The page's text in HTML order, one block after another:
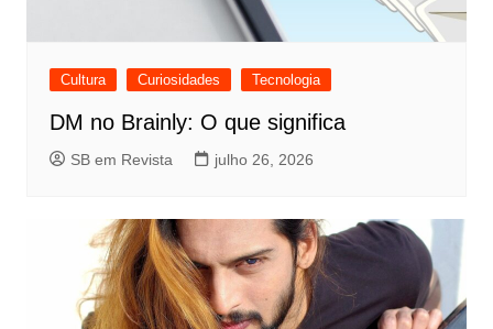
Cultura Curiosidades Tecnologia
DM no Brainly: O que significa
SB em Revista julho 26, 2026